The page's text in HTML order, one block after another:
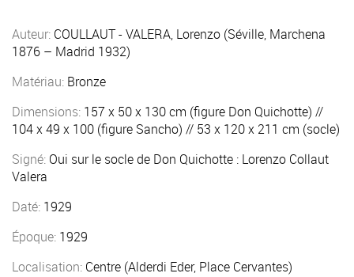
Auteur: COULLAUT - VALERA, Lorenzo (Séville, Marchena
1876 – Madrid 1932)
Matériau: Bronze
Dimensions: 157 x 50 x 130 cm (figure Don Quichotte) //
104 x 49 x 100 (figure Sancho) // 53 x 120 x 211 cm (socle)
Signé: Oui sur le socle de Don Quichotte : Lorenzo Collaut
Valera
Daté: 1929
Époque: 1929
Localisation: Centre (Alderdi Eder, Place Cervantes)